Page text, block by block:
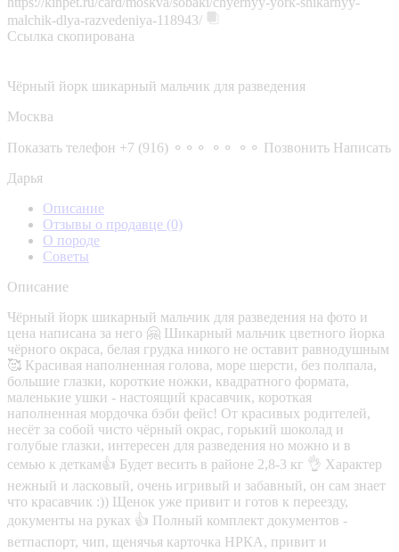
malchik-dlya-razvedeniya-118943/
Ссылка скопирована
Чёрный йорк шикарный мальчик для разведения
Москва
Показать телефон +7 (916) ⚬⚬⚬ ⚬⚬ ⚬⚬ Позвонить Написать
Дарья
Описание
Отзывы о продавце (0)
О породе
Советы
Описание
Чёрный йорк шикарный мальчик для разведения на фото и
цена написана за него 🤗 Шикарный мальчик цветного йорка
чёрного окраса, белая грудка никого не оставит равнодушным
🥰 Красивая наполненная голова, море шерсти, без полпала,
большие глазки, короткие ножки, квадратного формата,
маленькие ушки - настоящий красавчик, короткая
наполненная мордочка бэби фейс! От красивых родителей,
несёт за собой чисто чёрный окрас, горький шоколад и
голубые глазки, интересен для разведения но можно и в
семью к деткам👍 Будет весить в районе 2,8-3 кг 👌 Характер
нежный и ласковый, очень игривый и забавный, он сам знает
что красавчик :)) Щенок уже привит и готов к переезду,
документы на руках 👍 Полный комплект документов -
ветпаспорт, чип, щенячья карточка НРКА, привит и